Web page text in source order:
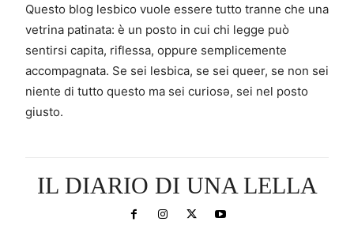
Questo blog lesbico vuole essere tutto tranne che una
vetrina patinata: è un posto in cui chi legge può
sentirsi capita, riflessa, oppure semplicemente
accompagnata. Se sei lesbica, se sei queer, se non sei
niente di tutto questo ma sei curiosə, sei nel posto
giusto.
IL DIARIO DI UNA LELLA